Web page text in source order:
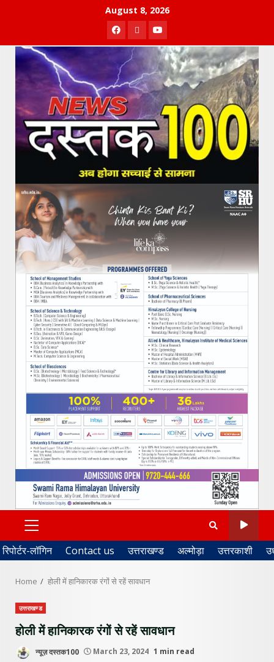
August 8, 2026
Facebook
TwitterYoutube
PRIMARY
MENU
रिपोर्टर-लॉगिन Contact us उत्तराखण्ड अल्मोड़ा उत्तरकाशी
Home होली में हानिकारक रंगों से रहें सावधान
उत्तराखण्ड
होली में हानिकारक रंगों से रहें सावधान
न्यूज़ दस्तक100 March 23, 2024 1 min read